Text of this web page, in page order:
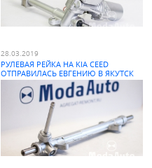
28.03.2019
РУЛЕВАЯ РЕЙКА НА KIA CEED
ОТПРАВИЛАСЬ ЕВГЕНИЮ В ЯКУТСК